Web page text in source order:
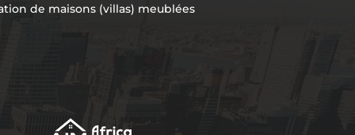
de maisons (villas) meublées